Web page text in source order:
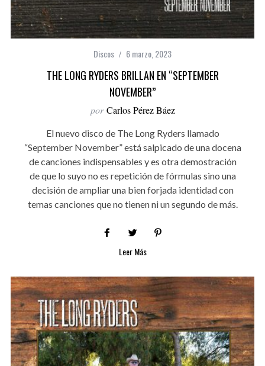
Discos 6 marzo, 2023
THE LONG RYDERS BRILLAN EN “SEPTEMBER
NOVEMBER”
por Carlos Pérez Báez
El nuevo disco de The Long Ryders llamado
“September November” está salpicado de una docena
de canciones indispensables y es otra demostración
de que lo suyo no es repetición de fórmulas sino una
decisión de ampliar una bien forjada identidad con
temas canciones que no tienen ni un segundo de más.
Leer Más